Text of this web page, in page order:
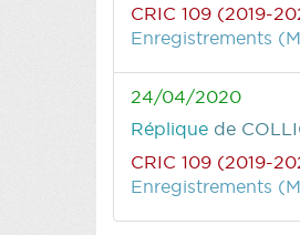
CRIC 109 (2019-
Enregistrements
24/04/2020
Réplique de
CRIC 109 (2019-
Enregistrements